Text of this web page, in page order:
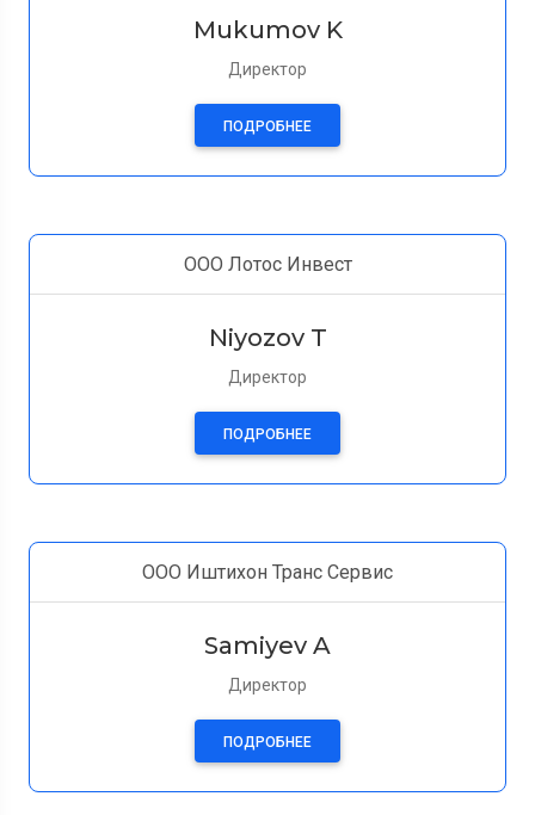
Mukumov K
Директор
ПОДРОБНЕЕ
ООО Лотос Инвест
Niyozov T
Директор
ПОДРОБНЕЕ
ООО Иштихон Транс Сервис
Samiyev A
Директор
ПОДРОБНЕЕ